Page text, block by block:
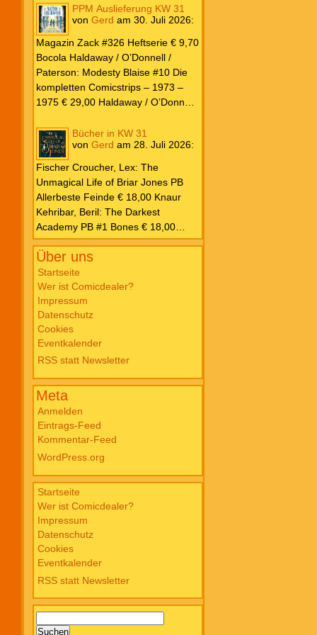
PPM Auslieferung KW 31
von Gerd am 30. Juli 2026:
Magazin Zack #326 Heftserie € 9,70
Bocola Haldaway / O’Donnell /
Paterson: Modesty Blaise #10 Die
kompletten Comicstrips – 1973 –
1975 € 29,00 Haldaway / O’Donnell
kompletten Comicstrips – 1972 –
1973 € 29,00 Knesebeck Hendrix,
John: Die Weltenerschaffer Die
fantastische Freundschaft von C.S.
Lewis & J.R.R. Tolkien € 30,00
Weissblech Luba Wolfsschwanz #22
€ 4,90 Horror Schocker #81 € 4,90
Bücher in KW 31
von Gerd am 28. Juli 2026:
Fischer Croucher, Lex: The
Unmagical Life of Briar Jones PB
Allerbeste Feinde € 18,00 Knaur
Kehribar, Beril: The Darkest
Academy PB #1 Bones € 18,00
Lübbe Odette, Tessonja: Fair Isle
Trilogie PB #3 To Spark a Fae War €
18,00 Bramble Hardcover Priest: Lie
Huo Jiao Chou HC #1 Drowning
Sorrows in Raging Fire € 25,00
Carlsen Davon, Isla: Blackened
Blade PB #3 Of Blackened Blood €
18,00
Über uns
Startseite
Wer ist Comicdealer?
Impressum
Datenschutz
Cookies
Eventkalender
RSS statt Newsletter
Meta
Anmelden
Eintrags-Feed
Kommentar-Feed
WordPress.org
Startseite
Wer ist Comicdealer?
Impressum
Datenschutz
Cookies
Eventkalender
RSS statt Newsletter
nach: